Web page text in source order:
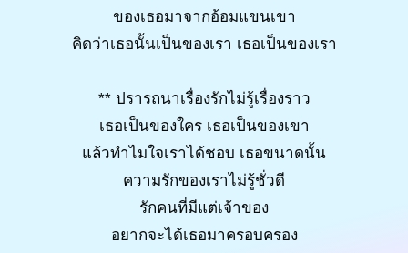
ของเธอมาจากอ้อมแขนเขา
คิดว่าเธอนั้นเป็นของเรา เธอเป็นของเรา
** ปรารถนาเรื่องรักไม่รู้เรื่องราว
เธอเป็นของใคร เธอเป็นของเขา
แล้วทำไมใจเราได้ชอบ เธอขนาดนั้น
ความรักของเราไม่รู้ชั่วดี
รักคนที่มีแต่เจ้าของ
อยากจะได้เธอมาครอบครอง